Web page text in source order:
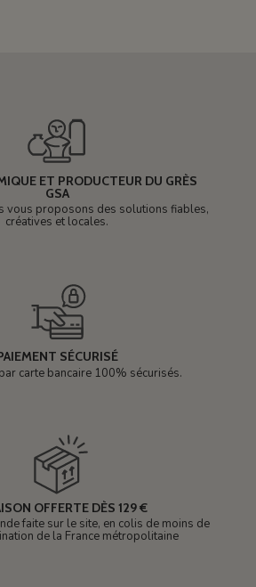
ET PRODUCTEUR DU GRÈS
GSA
vous proposons des solutions fiables,
créatives et locales.
SÉCURISÉ
carte bancaire 100% sécurisés.
OFFERTE DÈS 129 €
faite sur le site, en colis de moins de
de la France métropolitaine